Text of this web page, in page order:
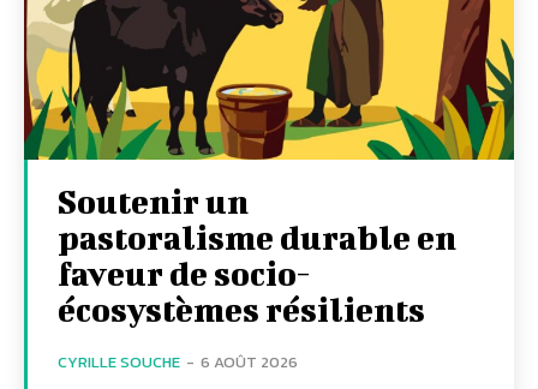
Soutenir un
pastoralisme durable en
faveur de socio-
écosystèmes résilients
CYRILLE SOUCHE - 6 AOÛT 2026